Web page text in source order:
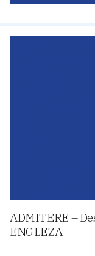
ADMITERE –
ENGLEZA